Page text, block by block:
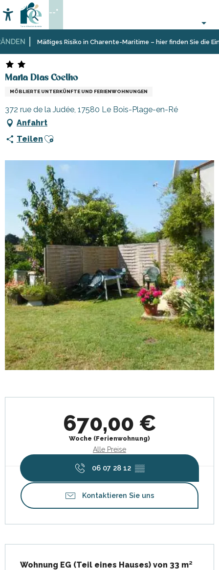
au
contenu
principal
Mäßiges Risiko in Charente-Maritime – hier finden Sie die
Accessibilité
Suche
--°
Startseite AufenthaltUnterkünfteFerienunterkünfte
Maria Dias Coelho
Maria Dias Coelho
MÖBLIERTE UNTERKÜNFTE UND FERIENWOHNUNGEN
372 rue de la Judée, 17580 Le Bois-Plage-en-Ré
Anfahrt
Teilen Ajouter aux favoris
670,00 €
Woche (Ferienwohnung)
Alle Preise
06 07 28 12 ▒▒
Kontaktieren Sie uns
Wohnung EG (Teil eines Hauses) von 33 m²